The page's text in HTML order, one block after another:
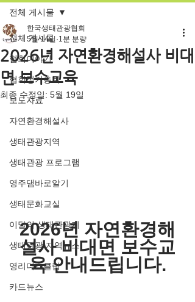
전체 게시물
협회이야기
협회정기총회
보도자료
자연환경해설사
생태관광지역
생태관광 프로그램
영주댐바로알기
생태문화교실
이달의 생태관광지
생태관광 지역뉴스
영리더스클럽
카드뉴스
전체 게시물
2026년 자연환경해설사 비대
면 보수교육
한국생태관광협회
5월 14일 1분 분량
최종 수정일: 5월 19일
2026년 자연환경해
설사 비대면 보수교
육 안내드립니다.